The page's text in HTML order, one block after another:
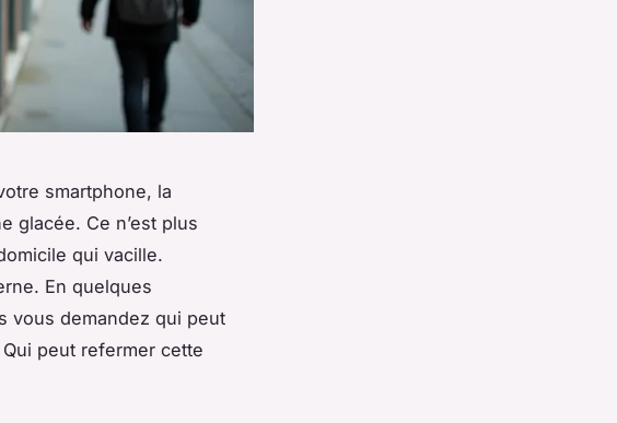
smartphone, la
glacée. Ce n’est plus
qui vacille.
En quelques
vous demandez qui peut
peut refermer cette